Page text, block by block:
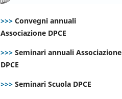
>>> Convegni annuali
Associazione DPCE
>>> Seminari annuali Associazione
DPCE
>>> Seminari Scuola DPCE